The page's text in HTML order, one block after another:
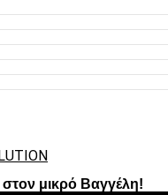
μικρό Βαγγέλη!